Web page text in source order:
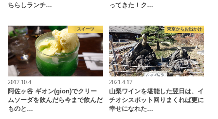
ちらしランチ… ってきた！ク…
スイーツ
2017.10.4
阿佐ヶ谷 ギオン(gion)でクリー
ムソーダを飲んだら今まで飲んだ
ものと…
東京からお出かけ
2021.4.17
山梨ワインを堪能した翌日は、イ
チオシスポット回りまくれば更に
幸せになれた…